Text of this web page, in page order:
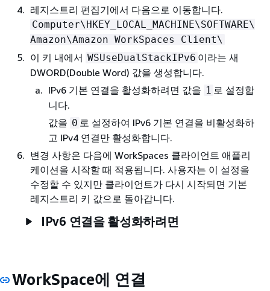
레지스트리 편집기에서 다음으로 이동합니다.
Computer\HKEY_LOCAL_MACHINE\SOFTWARE\
Amazon\Amazon WorkSpaces Client\
이 키 내에서 WSUseDualStackIPv6 이라는 새
DWORD(Double Word) 값을 생성합니다.
IPv6 기본 연결을 활성화하려면 값을 1 로 설정합
니다.
값을 0 로 설정하여 IPv6 기본 연결을 비활성화하
고 IPv4 연결만 활성화합니다.
변경 사항은 다음에 WorkSpaces 클라이언트 애플리
케이션을 시작할 때 적용됩니다. 사용자는 이 설정을
수정할 수 있지만 클라이언트가 다시 시작되면 기본
레지스트리 키 값으로 돌아갑니다.
IPv6 연결을 활성화하려면
WorkSpace에 연결